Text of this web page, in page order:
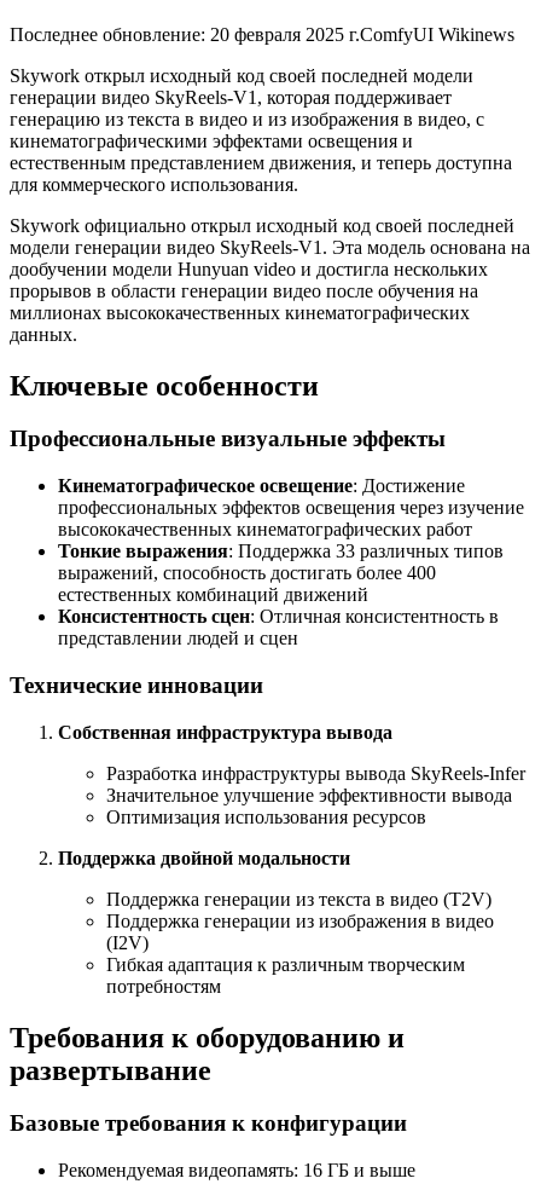
Последнее обновление: 20 февраля 2025 г.ComfyUI Wikinews
Skywork открыл исходный код своей последней модели
генерации видео SkyReels-V1, которая поддерживает
генерацию из текста в видео и из изображения в видео, с
кинематографическими эффектами освещения и
естественным представлением движения, и теперь доступна
для коммерческого использования.
Skywork официально открыл исходный код своей последней
модели генерации видео SkyReels-V1. Эта модель основана на
дообучении модели Hunyuan video и достигла нескольких
прорывов в области генерации видео после обучения на
миллионах высококачественных кинематографических
данных.
Ключевые особенности
Профессиональные визуальные эффекты
Кинематографическое освещение: Достижение
профессиональных эффектов освещения через изучение
высококачественных кинематографических работ
Тонкие выражения: Поддержка 33 различных типов
выражений, способность достигать более 400
естественных комбинаций движений
Консистентность сцен: Отличная консистентность в
представлении людей и сцен
Технические инновации
Собственная инфраструктура вывода
Разработка инфраструктуры вывода SkyReels-Infer
Значительное улучшение эффективности вывода
Оптимизация использования ресурсов
Поддержка двойной модальности
Поддержка генерации из текста в видео (T2V)
Поддержка генерации из изображения в видео
(I2V)
Гибкая адаптация к различным творческим
потребностям
Требования к оборудованию и
развертывание
Базовые требования к конфигурации
Рекомендуемая видеопамять: 16 ГБ и выше